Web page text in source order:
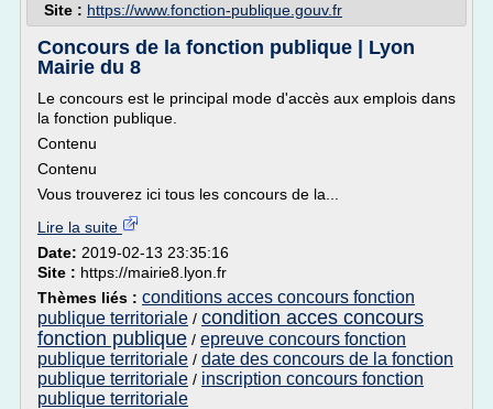
Site : https://www.fonction-publique.gouv.fr
Concours de la fonction publique | Lyon
Mairie du 8
Le concours est le principal mode d'accès aux emplois dans
la fonction publique.
Contenu
Contenu
Vous trouverez ici tous les concours de la...
Lire la suite
Date: 2019-02-13 23:35:16
Site : https://mairie8.lyon.fr
Thèmes liés : conditions acces concours fonction
publique territoriale / condition acces concours
fonction publique / epreuve concours fonction
publique territoriale / date des concours de la fonction
publique territoriale / inscription concours fonction
publique territoriale